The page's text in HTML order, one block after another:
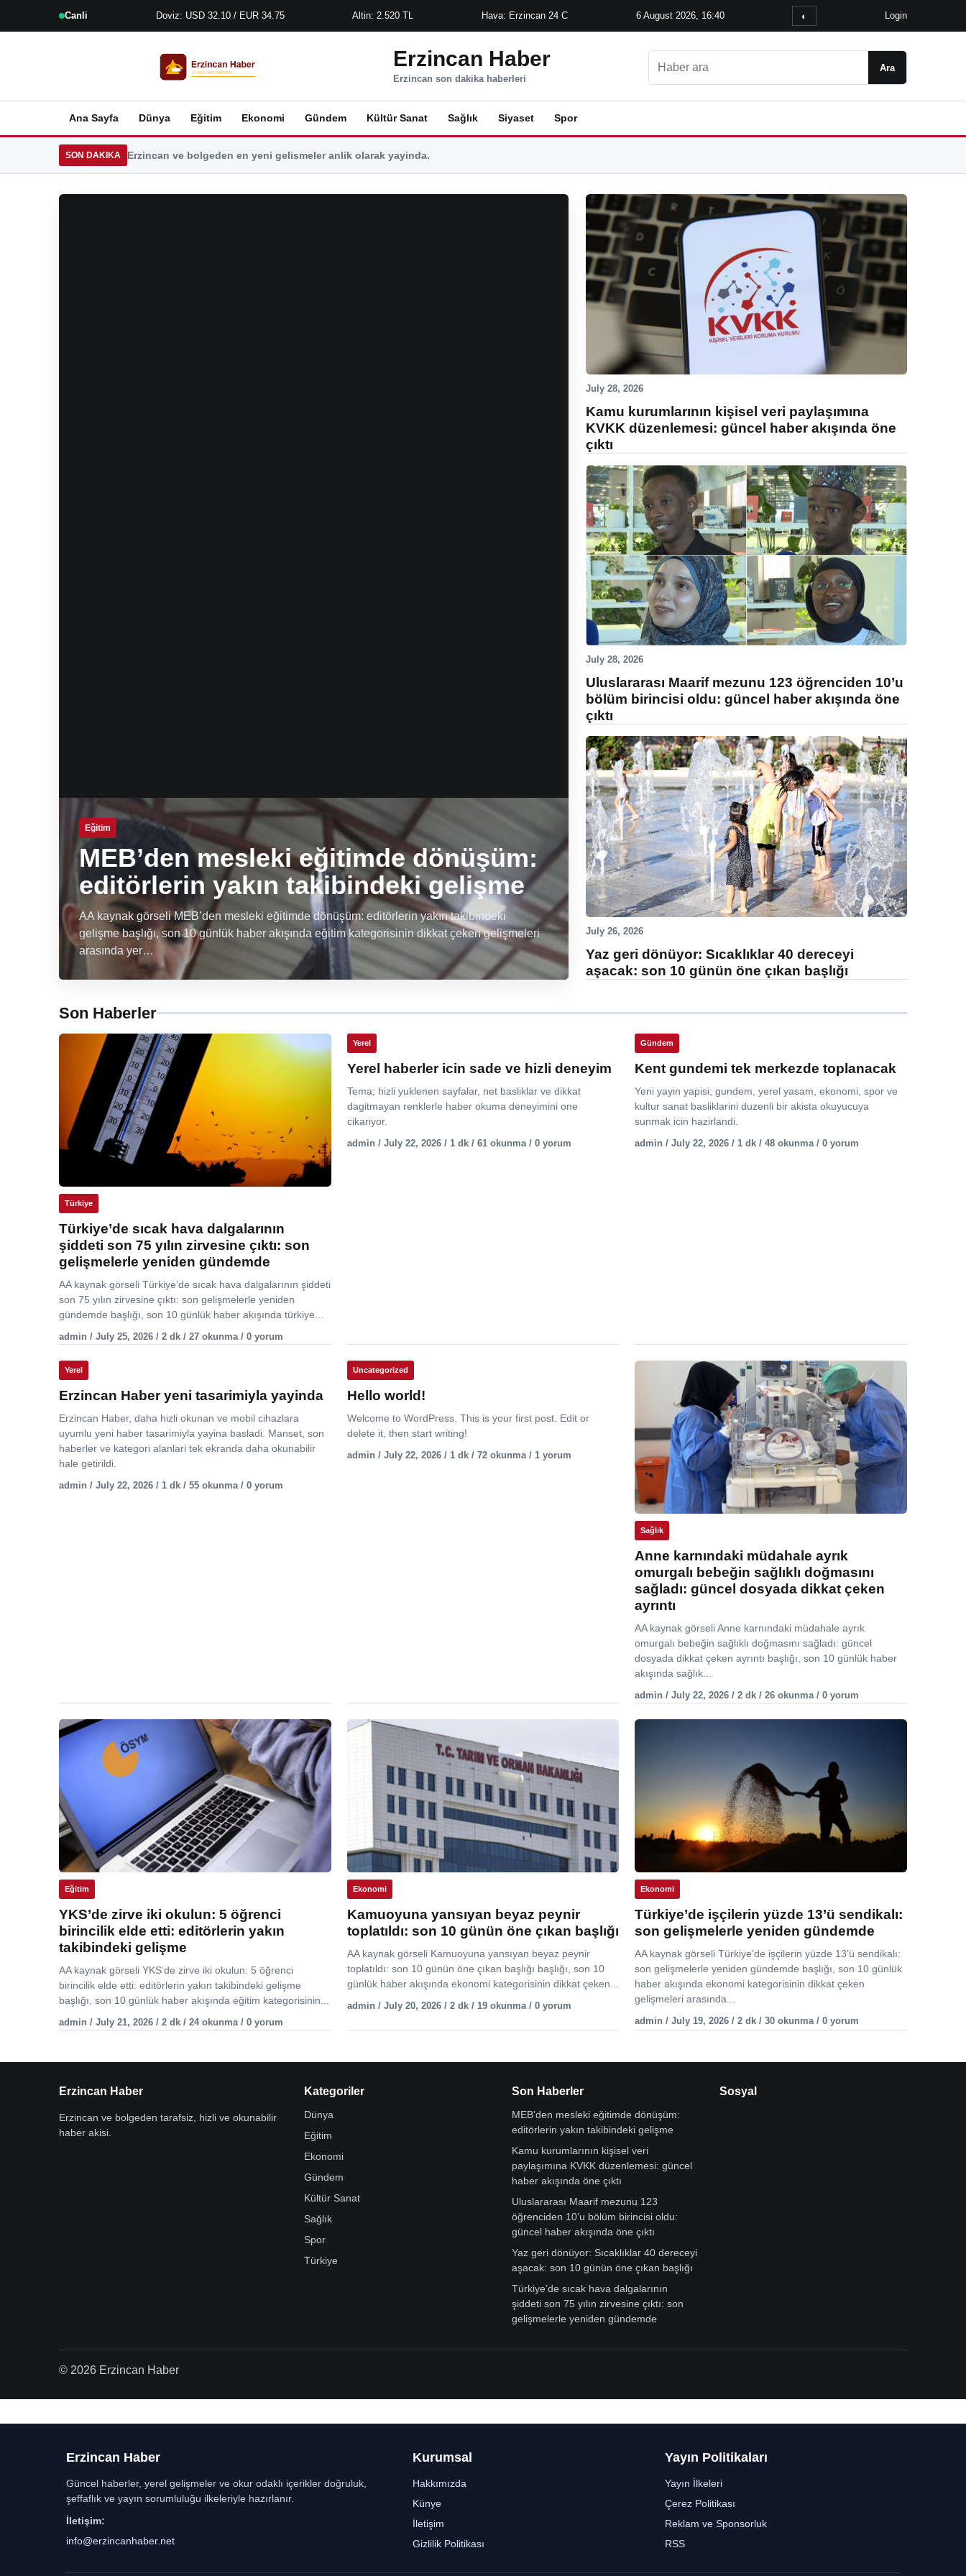
Canli Doviz: USD 32.10 / EUR 34.75 Altin: 2.520 TL Hava: Erzincan 24 C 6 August 2026, 16:40 ◐ Login
Erzincan Haber
Erzincan son dakika haberleri
Ara
Ana Sayfa Dünya Eğitim Ekonomi Gündem Kültür Sanat Sağlık Siyaset Spor
SON DAKIKA Erzincan ve bolgeden en yeni gelismeler anlik olarak yayinda.
Eğitim
MEB’den mesleki eğitimde dönüşüm:
editörlerin yakın takibindeki gelişme
AA kaynak görseli MEB’den mesleki eğitimde dönüşüm: editörlerin yakın takibindeki
gelişme başlığı, son 10 günlük haber akışında eğitim kategorisinin dikkat çeken gelişmeleri
arasında yer…
July 28, 2026
Kamu kurumlarının kişisel veri paylaşımına
KVKK düzenlemesi: güncel haber akışında öne
çıktı
July 28, 2026
Uluslararası Maarif mezunu 123 öğrenciden 10’u
bölüm birincisi oldu: güncel haber akışında öne
çıktı
July 26, 2026
Yaz geri dönüyor: Sıcaklıklar 40 dereceyi
aşacak: son 10 günün öne çıkan başlığı
Son Haberler
Türkiye
Türkiye’de sıcak hava dalgalarının
şiddeti son 75 yılın zirvesine çıktı: son
gelişmelerle yeniden gündemde
AA kaynak görseli Türkiye’de sıcak hava dalgalarının şiddeti
son 75 yılın zirvesine çıktı: son gelişmelerle yeniden
gündemde başlığı, son 10 günlük haber akışında türkiye...
admin / July 25, 2026 / 2 dk / 27 okunma / 0 yorum
Yerel
Yerel haberler icin sade ve hizli deneyim
Tema; hizli yuklenen sayfalar, net basliklar ve dikkat
dagitmayan renklerle haber okuma deneyimini one
cikariyor.
admin / July 22, 2026 / 1 dk / 61 okunma / 0 yorum
Gündem
Kent gundemi tek merkezde toplanacak
Yeni yayin yapisi; gundem, yerel yasam, ekonomi, spor ve
kultur sanat basliklarini duzenli bir akista okuyucuya
sunmak icin hazirlandi.
admin / July 22, 2026 / 1 dk / 48 okunma / 0 yorum
Yerel
Erzincan Haber yeni tasarimiyla yayinda
Erzincan Haber, daha hizli okunan ve mobil cihazlara
uyumlu yeni haber tasarimiyla yayina basladi. Manset, son
haberler ve kategori alanlari tek ekranda daha okunabilir
hale getirildi.
admin / July 22, 2026 / 1 dk / 55 okunma / 0 yorum
Uncategorized
Hello world!
Welcome to WordPress. This is your first post. Edit or
delete it, then start writing!
admin / July 22, 2026 / 1 dk / 72 okunma / 1 yorum
Sağlık
Anne karnındaki müdahale ayrık
omurgalı bebeğin sağlıklı doğmasını
sağladı: güncel dosyada dikkat çeken
ayrıntı
AA kaynak görseli Anne karnındaki müdahale ayrık
omurgalı bebeğin sağlıklı doğmasını sağladı: güncel
dosyada dikkat çeken ayrıntı başlığı, son 10 günlük haber
akışında sağlık...
admin / July 22, 2026 / 2 dk / 26 okunma / 0 yorum
Eğitim
YKS’de zirve iki okulun: 5 öğrenci
birincilik elde etti: editörlerin yakın
takibindeki gelişme
AA kaynak görseli YKS’de zirve iki okulun: 5 öğrenci
birincilik elde etti: editörlerin yakın takibindeki gelişme
başlığı, son 10 günlük haber akışında eğitim kategorisinin...
admin / July 21, 2026 / 2 dk / 24 okunma / 0 yorum
Ekonomi
Kamuoyuna yansıyan beyaz peynir
toplatıldı: son 10 günün öne çıkan başlığı
AA kaynak görseli Kamuoyuna yansıyan beyaz peynir
toplatıldı: son 10 günün öne çıkan başlığı başlığı, son 10
günlük haber akışında ekonomi kategorisinin dikkat çeken...
admin / July 20, 2026 / 2 dk / 19 okunma / 0 yorum
Ekonomi
Türkiye’de işçilerin yüzde 13’ü sendikalı:
son gelişmelerle yeniden gündemde
AA kaynak görseli Türkiye’de işçilerin yüzde 13’ü sendikalı:
son gelişmelerle yeniden gündemde başlığı, son 10 günlük
haber akışında ekonomi kategorisinin dikkat çeken
gelişmeleri arasında...
admin / July 19, 2026 / 2 dk / 30 okunma / 0 yorum
Erzincan Haber
Erzincan ve bolgeden tarafsiz, hizli ve okunabilir
haber akisi.
Kategoriler
Dünya
Eğitim
Ekonomi
Gündem
Kültür Sanat
Sağlık
Spor
Türkiye
Son Haberler
MEB’den mesleki eğitimde dönüşüm:
editörlerin yakın takibindeki gelişme
Kamu kurumlarının kişisel veri
paylaşımına KVKK düzenlemesi: güncel
haber akışında öne çıktı
Uluslararası Maarif mezunu 123
öğrenciden 10’u bölüm birincisi oldu:
güncel haber akışında öne çıktı
Yaz geri dönüyor: Sıcaklıklar 40 dereceyi
aşacak: son 10 günün öne çıkan başlığı
Türkiye’de sıcak hava dalgalarının
şiddeti son 75 yılın zirvesine çıktı: son
gelişmelerle yeniden gündemde
Sosyal
© 2026 Erzincan Haber
Erzincan Haber
Güncel haberler, yerel gelişmeler ve okur odaklı içerikler doğruluk,
şeffaflık ve yayın sorumluluğu ilkeleriyle hazırlanır.
İletişim:
info@erzincanhaber.net
Kurumsal
Hakkımızda
Künye
İletişim
Gizlilik Politikası
Yayın Politikaları
Yayın İlkeleri
Çerez Politikası
Reklam ve Sponsorluk
RSS